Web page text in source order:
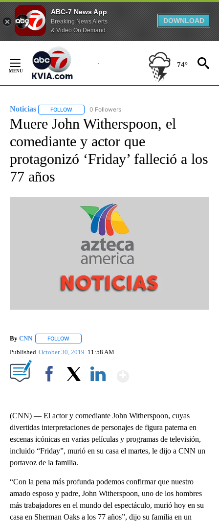
ABC-7 News App
Breaking News Alerts
& Video On Demand
DOWNLOAD
Content
74°
Noticias FOLLOW FOLLOW "NOTICIAS" TO RECEIVE NOTIFICATIONS
0 Followers
Muere John Witherspoon, el
comediante y actor que
protagonizó ‘Friday’ falleció a los
77 años
By CNN FOLLOW
Published October 30, 2019 11:58 AM
(CNN) — El actor y comediante John Witherspoon, cuyas
divertidas interpretaciones de personajes de figura paterna en
escenas icónicas en varias películas y programas de televisión,
incluido “Friday”, murió en su casa el martes, le dijo a CNN un
portavoz de la familia.
“Con la pena más profunda podemos confirmar que nuestro
amado esposo y padre, John Witherspoon, uno de los hombres
más trabajadores en el mundo del espectáculo, murió hoy en su
casa en Sherman Oaks a los 77 años”, dijo su familia en un